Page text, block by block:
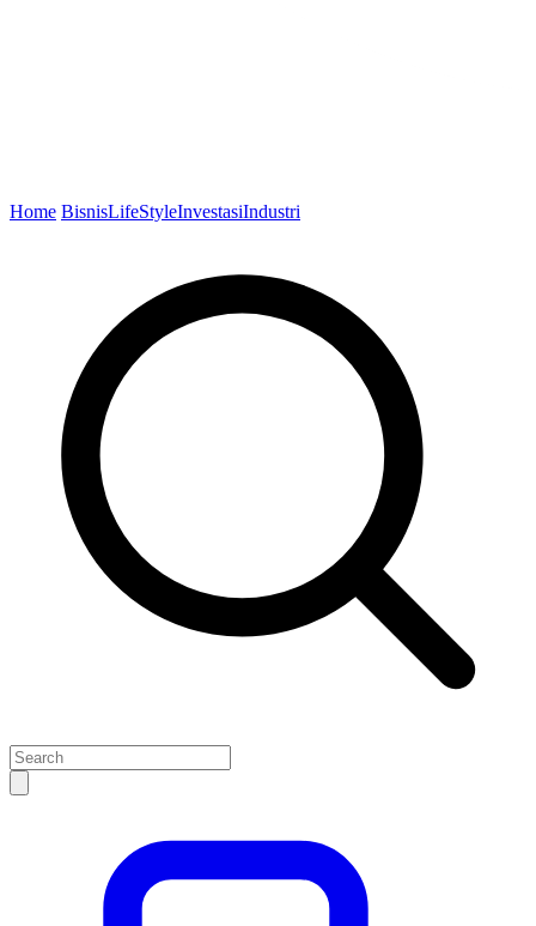
Home BisnisLifeStyleInvestasiIndustri